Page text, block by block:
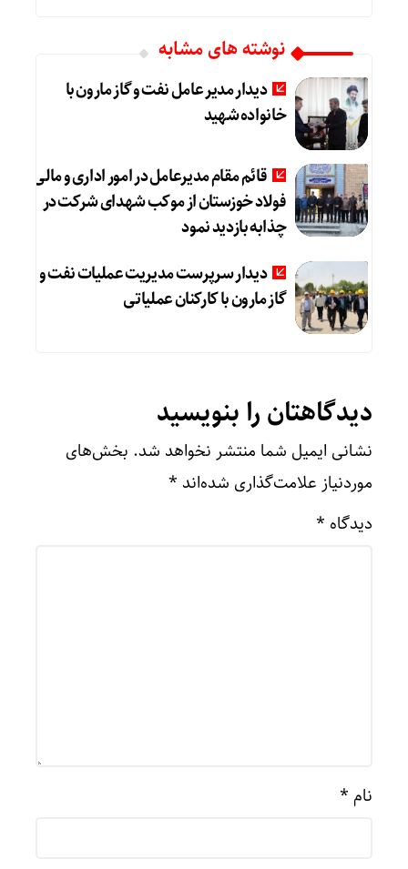
نوشته های مشابه
دیدار مدیر عامل نفت و گاز مارون با
خانواده شهید
قائم مقام مدیرعامل در امور اداری و مالی
فولاد خوزستان از موکب شهدای شرکت در
چذابه بازدید نمود
دیدار سرپرست مدیریت عملیات نفت و
گاز مارون با کارکنان عملیاتی
دیدگاهتان را بنویسید
نشانی ایمیل شما منتشر نخواهد شد. بخش‌های
موردنیاز علامت‌گذاری شده‌اند *
دیدگاه *
نام *